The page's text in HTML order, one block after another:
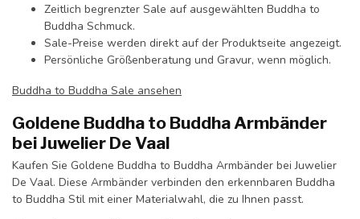
Zeitlich begrenzter Sale auf ausgewählten Buddha to
Buddha Schmuck.
Sale-Preise werden direkt auf der Produktseite angezeigt.
Persönliche Größenberatung und Gravur, wenn möglich.
Buddha to Buddha Sale ansehen
Goldene Buddha to Buddha Armbänder
bei Juwelier De Vaal
Kaufen Sie Goldene Buddha to Buddha Armbänder bei Juwelier
De Vaal. Diese Armbänder verbinden den erkennbaren Buddha
to Buddha Stil mit einer Materialwahl, die zu Ihnen passt.